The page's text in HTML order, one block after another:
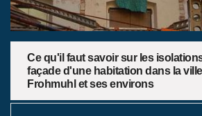
Ce qu'il faut savoir sur les
façade d'une habitation dans la
Frohmuhl et ses environs